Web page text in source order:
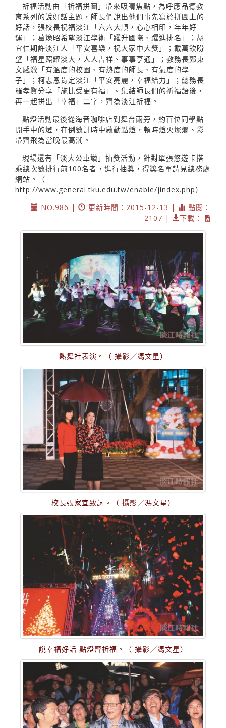
祈福活動由「祈福拼圖」帶來吸睛焦點，為呼應品德教
育系列的說好話主題，師長們說出他們事先寫於拼圖上的
好話，張校長祝福淡江「六六大順，心心相印，年年好
運」；葛煥昭希望淡江學術「躍升國際、躍進排名」；胡
宜仁期許淡江人「平安喜樂，祝大家中大獎」；戴萬欽盼
望「福星照耀淡大，人人吉祥、事事亨通」；教務長鄭東
文感激「有溫度的校園、有熱度的師長、有氣度的學
子」；柯志恩肯定淡江「平安亮麗，幸福給力」；總務長
羅孝賢分享「施比受更有福」。集結師長們的祈福語後，
再一起拼出「幸福」二字，齊為淡江祈福。
點燈活動最後從海音咖啡店到舞台兩旁，約百位同學點
開手中的燈，在倒數計時中啟動點燈，頓時燈火燦爛、彩
帶齊飛為當晚最高潮。
現場還有「淡大公車讚」抽獎活動，針對單張悠遊卡搭
乘總次數排行前100名者，進行抽獎，得獎名單請見總務處
網站。（
http://www.general.tku.edu.tw/enable/jindex.php）
NO.986 |
更新時間：2015-12-13 |
點閱：
2107 |
下載：
熱舞社表演。（ 攝影／馮文星）
校長張家宜致詞。（ 攝影／馮文星）
說幸福好話 點燈齊祈福。（ 攝影／馮文星）